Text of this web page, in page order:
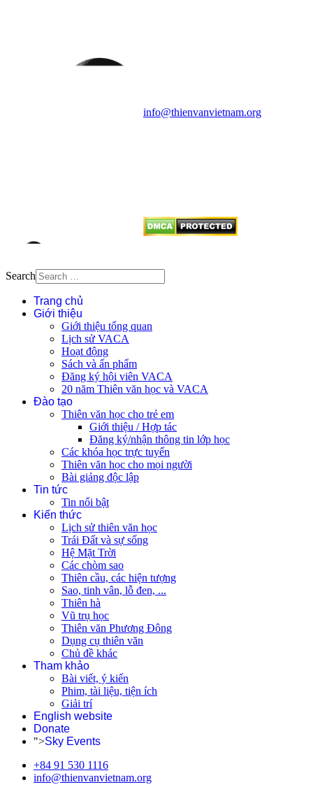
info@thienvanvietnam.org
Search
Trang chủ
Giới thiệu
Giới thiệu tổng quan
Lịch sử VACA
Hoạt động
Sách và ấn phẩm
Đăng ký hội viên VACA
20 năm Thiên văn học và VACA
Đào tạo
Thiên văn học cho trẻ em
Giới thiệu / Hợp tác
Đăng ký/nhận thông tin lớp học
Các khóa học trực tuyến
Thiên văn học cho mọi người
Bài giảng độc lập
Tin tức
Tin nổi bật
Kiến thức
Lịch sử thiên văn học
Trái Đất và sự sống
Hệ Mặt Trời
Các chòm sao
Thiên cầu, các hiện tượng
Sao, tinh vân, lỗ đen, ...
Thiên hà
Vũ trụ học
Thiên văn Phương Đông
Dụng cụ thiên văn
Chủ đề khác
Tham khảo
Bài viết, ý kiến
Phim, tài liệu, tiện ích
Giải trí
English website
Donate
">Sky Events
+84 91 530 1116
info@thienvanvietnam.org